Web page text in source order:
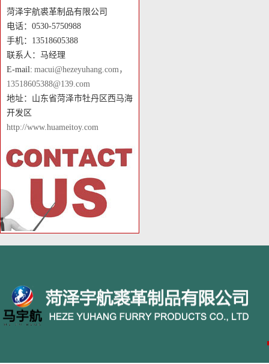
菏泽宇航裘革制品有限公司
电话：0530-5750988
手机：13518605388
联系人：马经理
E-mail: macui@hezeyuhang.com，
13518605388@139.com
地址：山东省菏泽市牡丹区西马海
开发区
http://www.huameitoy.com